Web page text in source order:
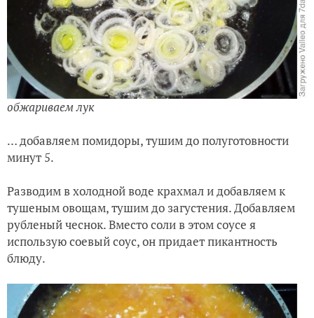
обжариваем лук
… добавляем помидоры, тушим до полуготовности
минут 5.
Разводим в холодной воде крахмал и добавляем к
тушеным овощам, тушим до загустения. Добавляем
рубленый чеснок. Вместо соли в этом соусе я
использую соевый соус, он придает пикантность
блюду.